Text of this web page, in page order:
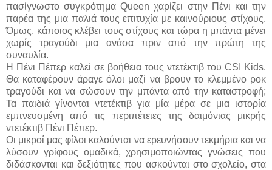
πασίγνωστο συγκρότημα Queen χαρίζει στην Πένι και την
παρέα της μια παλιά τους επιτυχία με καινούριους στίχους.
Όμως, κάποιος κλέβει τους στίχους και τώρα η μπάντα μένει
χωρίς τραγούδι μια ανάσα πριν από την πρώτη της
συναυλία.
Η Πένι Πέπερ καλεί σε βοήθεια τους ντετέκτιβ του CSI Kids.
Θα καταφέρουν άραγε όλοι μαζί να βρουν το κλεμμένο ροκ
τραγούδι και να σώσουν την μπάντα από την καταστροφή;
Τα παιδιά γίνονται ντετέκτιβ για μία μέρα σε μια ιστορία
εμπνευσμένη από τις περιπέτειες της δαιμόνιας μικρής
ντετέκτιβ Πένι Πέπερ.
Οι μικροί μας φίλοι καλούνται να ερευνήσουν τεκμήρια και να
λύσουν γρίφους ομαδικά, χρησιμοποιώντας γνώσεις που
διδάσκονται και δεξιότητες που ασκούνται στο σχολείο, στα